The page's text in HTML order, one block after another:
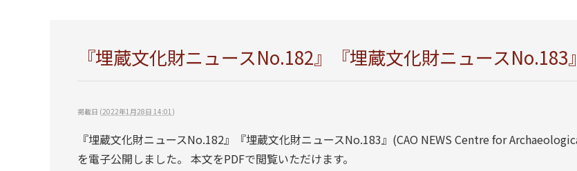
『埋蔵文化財ニュースNo.182』『埋蔵文化財ニュースNo.183』
掲載日 (2022年1月28日 14:01)
『埋蔵文化財ニュースNo.182』『埋蔵文化財ニュースNo.183』(CAO NEWS Centre for
を電子公開しました。 本文をPDFで閲覧いただけます。